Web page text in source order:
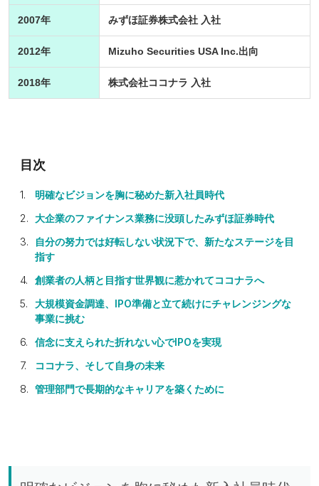
2007年 みずほ証券株式会社 入社
2012年 Mizuho Securities USA Inc.出向
2018年 株式会社ココナラ 入社
明確なビジョンを胸に秘めた新入社員時代
大企業のファイナンス業務に没頭したみずほ証券時代
自分の努力では好転しない状況下で、新たなステージを目
指す
創業者の人柄と目指す世界観に惹かれてココナラへ
大規模資金調達、IPO準備と立て続けにチャレンジングな
事業に挑む
信念に支えられた折れない心でIPOを実現
ココナラ、そして自身の未来
管理部門で長期的なキャリアを築くために